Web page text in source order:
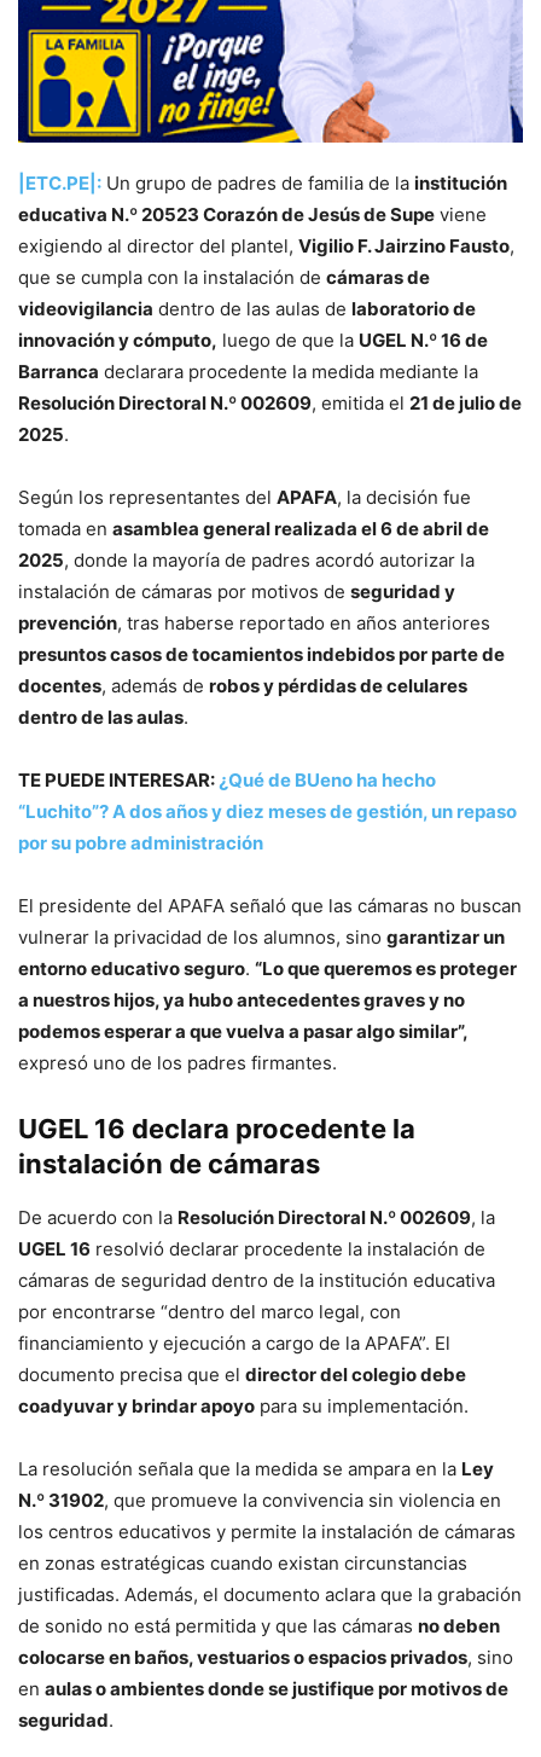
|ETC.PE|: Un grupo de padres de familia de la institución
educativa N.º 20523 Corazón de Jesús de Supe viene
exigiendo al director del plantel, Vigilio F. Jairzino Fausto,
que se cumpla con la instalación de cámaras de
videovigilancia dentro de las aulas de laboratorio de
innovación y cómputo, luego de que la UGEL N.º 16 de
Barranca declarara procedente la medida mediante la
Resolución Directoral N.º 002609, emitida el 21 de julio de
2025.
Según los representantes del APAFA, la decisión fue
tomada en asamblea general realizada el 6 de abril de
2025, donde la mayoría de padres acordó autorizar la
instalación de cámaras por motivos de seguridad y
prevención, tras haberse reportado en años anteriores
presuntos casos de tocamientos indebidos por parte de
docentes, además de robos y pérdidas de celulares
dentro de las aulas.
TE PUEDE INTERESAR:¿Qué de BUeno ha hecho
“Luchito”? A dos años y diez meses de gestión, un repaso
por su pobre administración
El presidente del APAFA señaló que las cámaras no buscan
vulnerar la privacidad de los alumnos, sino garantizar un
entorno educativo seguro. “Lo que queremos es proteger
a nuestros hijos, ya hubo antecedentes graves y no
podemos esperar a que vuelva a pasar algo similar”,
expresó uno de los padres firmantes.
UGEL 16 declara procedente la
instalación de cámaras
De acuerdo con la Resolución Directoral N.º 002609, la
UGEL 16 resolvió declarar procedente la instalación de
cámaras de seguridad dentro de la institución educativa
por encontrarse “dentro del marco legal, con
financiamiento y ejecución a cargo de la APAFA”. El
documento precisa que el director del colegio debe
coadyuvar y brindar apoyo para su implementación.
La resolución señala que la medida se ampara en la Ley
N.º 31902, que promueve la convivencia sin violencia en
los centros educativos y permite la instalación de cámaras
en zonas estratégicas cuando existan circunstancias
justificadas. Además, el documento aclara que la grabación
de sonido no está permitida y que las cámaras no deben
colocarse en baños, vestuarios o espacios privados, sino
en aulas o ambientes donde se justifique por motivos de
seguridad.